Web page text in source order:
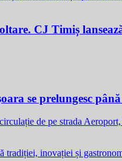
CJ Timiș
se prelungesc
de pe strada